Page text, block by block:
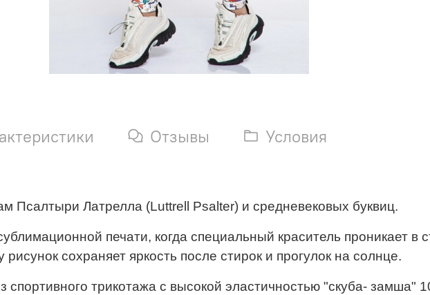
Отзывы Условия
Псалтыри Латрелла (Luttrell Psalter) и средневековых буквиц.
печати, когда специальный краситель проникает в
сохраняет яркость после стирок и прогулок на солнце.
спортивного трикотажа с высокой эластичностью "скуба- замша"